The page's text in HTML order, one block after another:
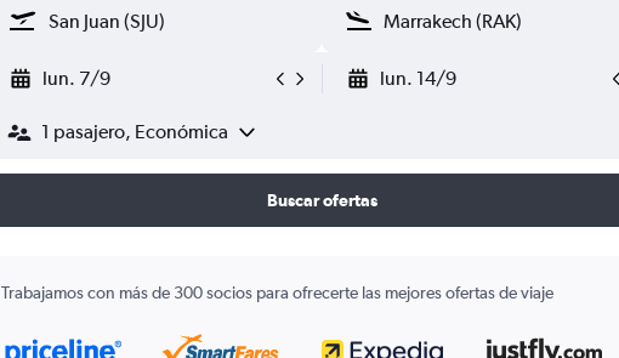
lun. 7/9 lun. 14/9
1 pasajero, Económica
Buscar ofertas
Trabajamos con más de 300 socios para ofrecerte las mejores ofertas de viaje